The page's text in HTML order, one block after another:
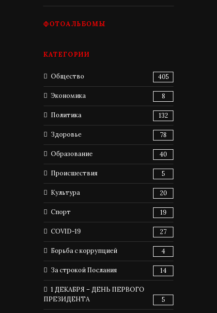
ФОТОАЛЬБОМЫ
КАТЕГОРИИ
Общество 405
Экономика 8
Политика 132
Здоровье 78
Образование 40
Происшествия 5
Культура 20
Спорт 19
COVID-19 27
Борьба с коррупцией 4
За строкой Послания 14
1 ДЕКАБРЯ – ДЕНЬ ПЕРВОГО
ПРЕЗИДЕНТА
5